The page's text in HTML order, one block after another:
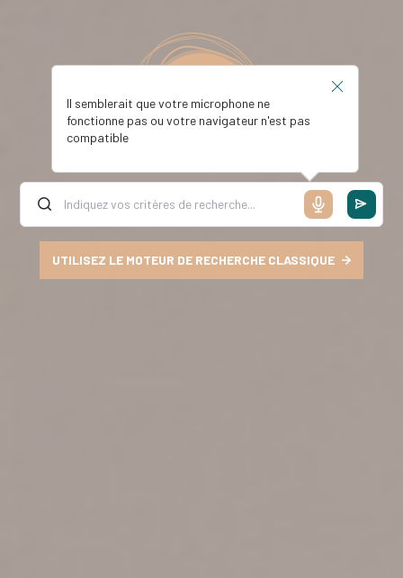
Il semblerait que votre microphone ne
fonctionne pas ou votre navigateur n'est pas
compatible
UTILISEZ LE MOTEUR DE RECHERCHE CLASSIQUE